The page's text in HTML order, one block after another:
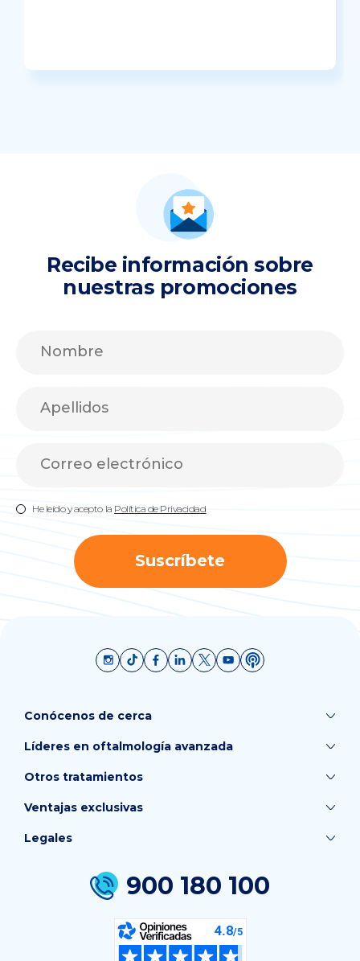
Recibe información sobre
nuestras promociones
He leído y acepto la Política de Privacidad
Suscríbete
Conócenos de cerca
Líderes en oftalmología avanzada
Otros tratamientos
Ventajas exclusivas
900 180 100
Legales